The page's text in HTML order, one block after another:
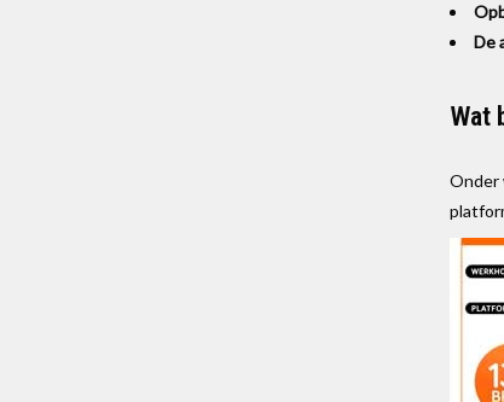
De
Wat
Onder